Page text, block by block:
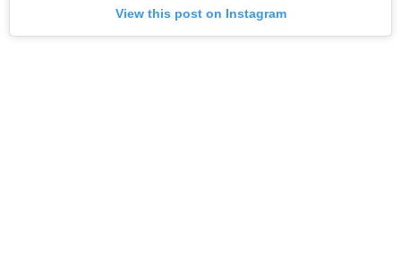
View this post on Instagram